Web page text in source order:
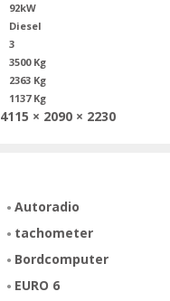
92kW
Diesel
3
3500 Kg
2363 Kg
1137 Kg
4115 × 2090 × 2230
Autoradio
tachometer
Bordcomputer
EURO 6